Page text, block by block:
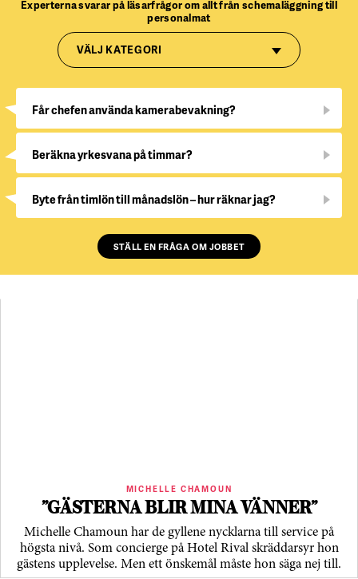
Experterna svarar på läsarfrågor om allt från schemaläggning till
personalmat
VÄLJ KATEGORI
Får chefen använda kamerabevakning?
Beräkna yrkesvana på timmar?
Byte från timlön till månadslön – hur räknar jag?
STÄLL EN FRÅGA OM JOBBET
MICHELLE CHAMOUN
”GÄSTERNA BLIR MINA VÄNNER”
Michelle Chamoun har de gyllene nycklarna till service på
högsta nivå. Som concierge på Hotel Rival skräddarsyr hon
gästens upp­levelse. Men ett önskemål måste hon säga nej till.